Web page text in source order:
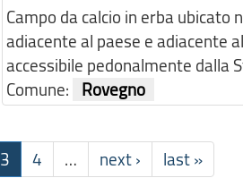
Campo da calcio in erba ubicato
adiacente al paese e adiacente
accessibile pedonalmente dalla
Comune:
Rovegno
3 4 … next › last »